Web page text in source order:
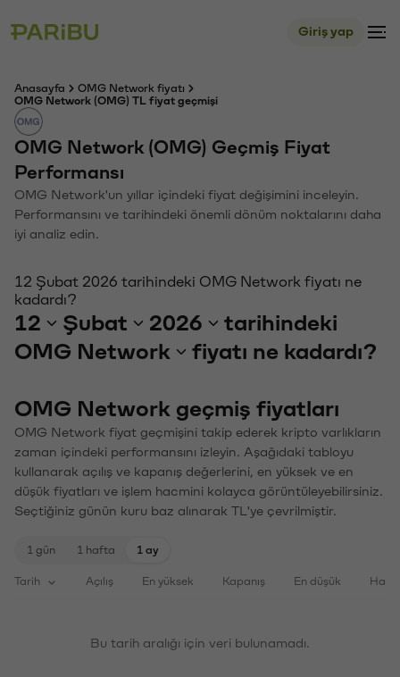
Giriş yap
Anasayfa
OMG Network fiyatı
OMG Network (OMG) TL fiyat geçmişi
OMG Network (OMG) Geçmiş Fiyat
Performansı
OMG Network'un yıllar içindeki fiyat değişimini inceleyin.
Performansını ve tarihindeki önemli dönüm noktalarını daha
iyi analiz edin.
12 Şubat 2026 tarihindeki OMG Network fiyatı ne
kadardı?
12 Şubat 2026
tarihindeki
OMG Network
fiyatı ne kadardı?
OMG Network geçmiş fiyatları
OMG Network fiyat geçmişini takip ederek kripto varlıkların
zaman içindeki performansını izleyin. Aşağıdaki tabloyu
kullanarak açılış ve kapanış değerlerini, en yüksek ve en
düşük fiyatları ve işlem hacmini kolayca görüntüleyebilirsiniz.
Seçtiğiniz günün kuru baz alınarak TL'ye çevrilmiştir.
1 gün 1 hafta 1 ay
Tarih Açılış En yüksek Kapanış En düşük
Bu tarih aralığı için veri bulunamadı.